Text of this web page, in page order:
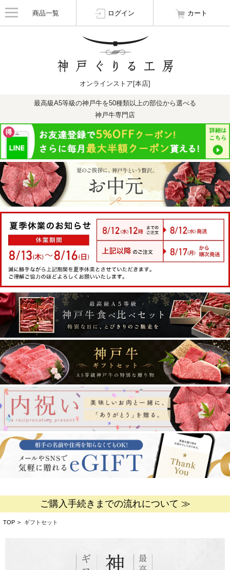
商品一覧 ログイン カート
オンラインストア[本店]
最高級A5等級の神戸牛を50種類以上の部位から選べる
神戸牛専門店
ご購入手続きまでの流れについて ≫
TOP > ギフトセット